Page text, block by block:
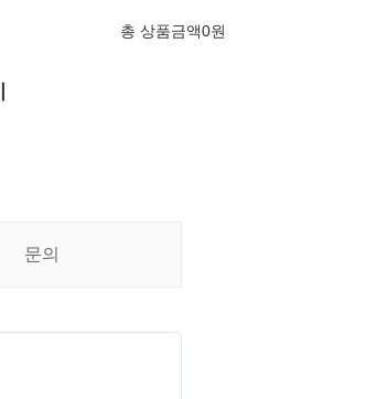
총 상품금액0원
문의